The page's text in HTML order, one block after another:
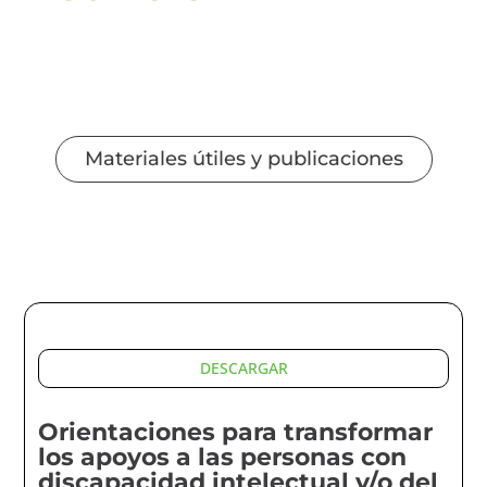
Materiales útiles y publicaciones
DESCARGAR
Orientaciones para transformar
los apoyos a las personas con